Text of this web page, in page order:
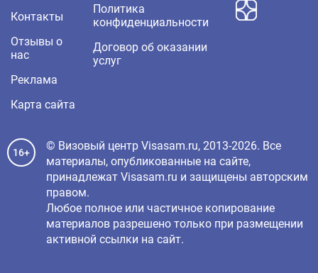
Контакты
Отзывы о
нас
Реклама
Карта сайта
Политика
конфиденциальности
Договор об оказании
услуг
16+
© Визовый центр Visasam.ru, 2013-2026. Все
материалы, опубликованные на сайте,
принадлежат Visasam.ru и защищены авторским
правом.
Любое полное или частичное копирование
материалов разрешено только при размещении
активной ссылки на сайт.